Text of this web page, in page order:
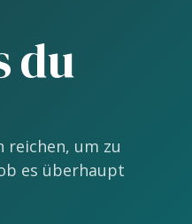
du
reichen, um zu
es überhaupt